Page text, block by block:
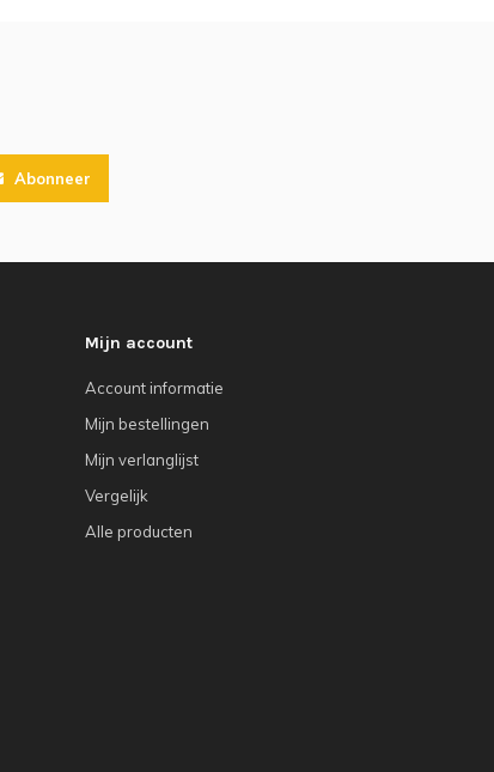
Abonneer
Mijn account
Account informatie
Mijn bestellingen
Mijn verlanglijst
Vergelijk
Alle producten